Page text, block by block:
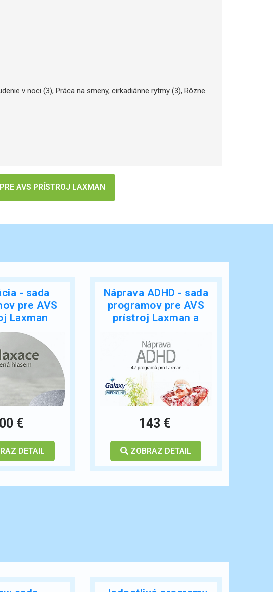
v noci (3), Práca na smeny, cirkadiánne rytmy (3), Rôzne
AVS PRÍSTROJ LAXMAN
- sada
pre AVS
Laxman
€
DETAIL
Náprava ADHD - sada
programov pre AVS
prístroj Laxman a
143 €
ZOBRAZ DETAIL